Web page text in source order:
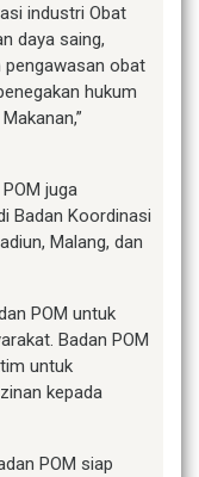
industri Obat
daya saing,
pengawasan obat
hukum
juga
Badan Koordinasi
Malang, dan
POM untuk
Badan POM
untuk
kepada
POM siap